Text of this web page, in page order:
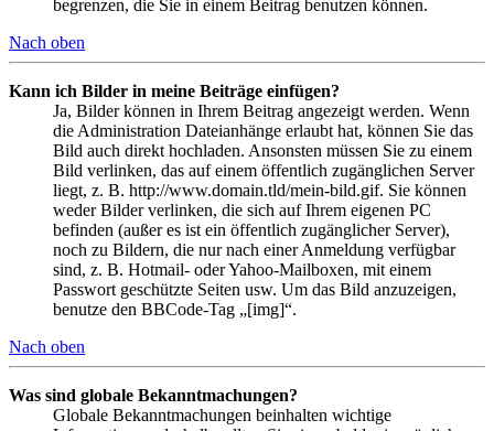
begrenzen, die Sie in einem Beitrag benutzen können.
Nach oben
Kann ich Bilder in meine Beiträge einfügen?
Ja, Bilder können in Ihrem Beitrag angezeigt werden. Wenn
die Administration Dateianhänge erlaubt hat, können Sie das
Bild auch direkt hochladen. Ansonsten müssen Sie zu einem
Bild verlinken, das auf einem öffentlich zugänglichen Server
liegt, z. B. http://www.domain.tld/mein-bild.gif. Sie können
weder Bilder verlinken, die sich auf Ihrem eigenen PC
befinden (außer es ist ein öffentlich zugänglicher Server),
noch zu Bildern, die nur nach einer Anmeldung verfügbar
sind, z. B. Hotmail- oder Yahoo-Mailboxen, mit einem
Passwort geschützte Seiten usw. Um das Bild anzuzeigen,
benutze den BBCode-Tag „[img]“.
Nach oben
Was sind globale Bekanntmachungen?
Globale Bekanntmachungen beinhalten wichtige